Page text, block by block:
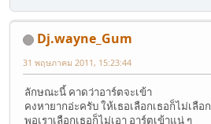
Dj.wayne_Gum
31 พฤษภาคม 2011, 15:23:44
ลักษณะนี้ คาดว่าอาร์ตจะเข้า
คงหายากอ่ะครับ ให้เธอเลือกเธอก็ไม่เลือก
พอเราเลือกเธอก็ไม่เอา อาร์ตเข้าแน่ ๆ